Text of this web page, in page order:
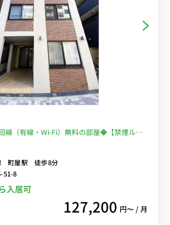
線（有線・Wi-Fi）無料の部屋◆【禁煙ルー
町屋駅 徒歩8分
51-8
入居可
127,200 円〜 / 月